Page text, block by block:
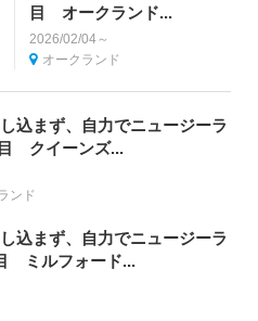
目 オークランド...
2026/02/04～
オークランド
込まず、自力でニュージーラ
クイーンズ...
ンド
込まず、自力でニュージーラ
ミルフォード...